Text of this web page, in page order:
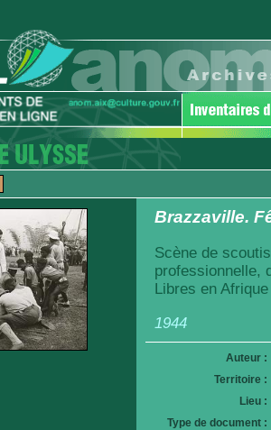
Brazzaville.
Scène de
professionnelle,
Libres en
1944
Auteur :
Territoire :
Lieu :
Type de document :